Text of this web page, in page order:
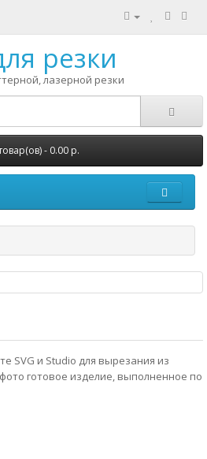
резки
лазерной резки
- 0.00 р.
SVG и Studio для вырезания из
готовое изделие, выполненное по